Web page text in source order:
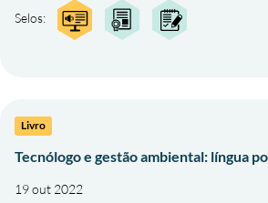
Selos:
Livro
Tecnólogo e gestão ambiental: língua
19 out 2022